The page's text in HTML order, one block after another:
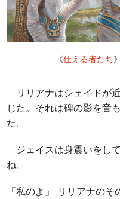
《仕える者たち
リリアナはシェイドが
じた。それは碑の影を音
た。
ジェイスは身震いをし
ね。
「私のよ」 リリアナの